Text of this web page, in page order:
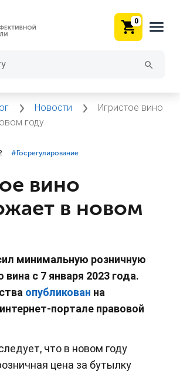
0
Новости
Игристое вино
году
#⁣Госрегулирование
вино
в новом
минимальную розничную
вина с 7 января 2023 года.
опубликован на
портале правовой
что в новом году
цена за бутылку